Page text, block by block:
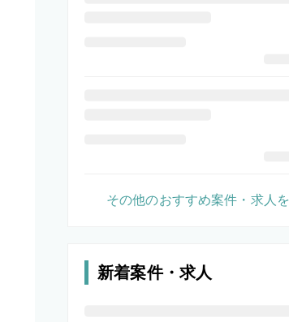
その他のおすすめ案件・求人
新着案件・求人